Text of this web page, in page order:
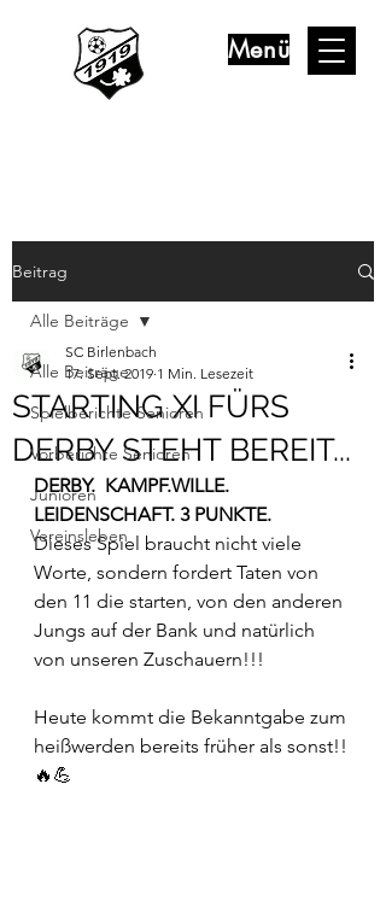
Menü
Beitrag
Alle Beiträge
Spielberichte Senioren
Vorberichte Senioren
Junioren
Vereinsleben
Alle Beiträge
STARTING XI FÜRS
DERBY STEHT BEREIT...
SC Birlenbach
17. Sept. 2019 1 Min. Lesezeit
DERBY.  KAMPF.WILLE.
LEIDENSCHAFT. 3 PUNKTE.
Dieses Spiel braucht nicht viele
Worte, sondern fordert Taten von
den 11 die starten, von den anderen
Jungs auf der Bank und natürlich
von unseren Zuschauern!!!
Heute kommt die Bekanntgabe zum
heißwerden bereits früher als sonst!!
🔥💪